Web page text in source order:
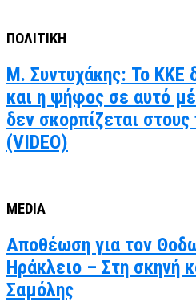
ΠΟΛΙΤΙΚΗ
Μ. Συντυχάκης: Το ΚΚΕ
και η ψήφος σε αυτό
δεν σκορπίζεται
(VIDEO)
MEDIA
Αποθέωση για τον
Ηράκλειο – Στη σκηνή
Σαμόλης